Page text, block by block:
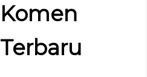
Komen
Terbaru